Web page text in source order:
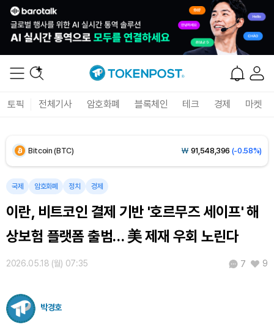
토픽 전체기사 암호화폐 블록체인 테크 경제 마켓
Bitcoin (BTC) ₩ 91,548,396 (-0.58%)
Ethereum (ETH)
Tether USDt (USDT) ₩ 1,421(-0.01%)
BNB (BNB) ₩ 840,308(-1.47%)
XRP (XRP)
국제 암호화폐 정치 경제
이란, 비트코인 결제 기반 '호르무즈 세이프' 해
상보험 플랫폼 출범… 美 제재 우회 노린다
2026.05.18 (월) 07:35 7 9
박경호